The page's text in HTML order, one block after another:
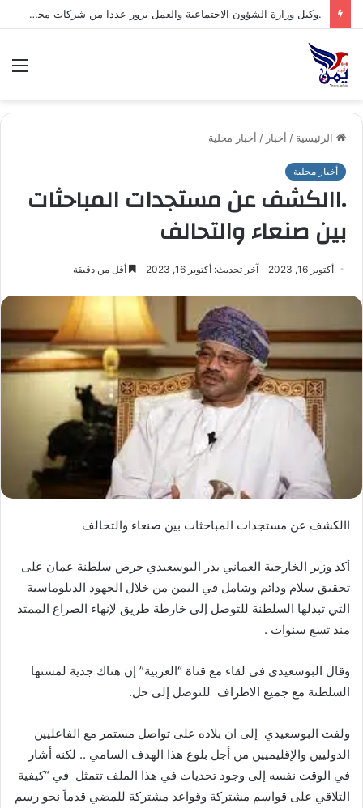
.وكيل وزارة الشؤون الاجتماعية والعمل يزور عددا من شركات مجموعة هائل سعيد أنعم وشركاه ويشيد بتجربتها المتقدمة في مجال السلامة والصحة المهنية*
الرئيسية / أخبار / أخبار محلية
أخبار محلية
.االكشف عن مستجدات المباحثات
بين صنعاء والتحالف
أكتوبر 16, 2023 آخر تحديث: أكتوبر 16, 2023 أقل من دقيقة
االكشف عن مستجدات المباحثات بين صنعاء والتحالف
أكد وزير الخارجية العماني بدر البوسعيدي حرص سلطنة عمان على
تحقيق سلام ودائم وشامل في اليمن من خلال الجهود الدبلوماسية
التي تبذلها السلطنة للتوصل إلى خارطة طريق لإنهاء الصراع الممتد
منذ تسع سنوات .
وقال البوسعيدي في لقاء مع قناة “العربية” إن هناك جدية لمستها
السلطنة مع جميع الاطراف للتوصل إلى حل.
ولفت البوسعيدي إلى ان بلاده على تواصل مستمر مع الفاعليين
الدوليين والإقليميين من أجل بلوغ هذا الهدف السامي .. لكنه أشار
في الوقت نفسه إلى وجود تحديات في هذا الملف تتمثل في “كيفية
التلاقي على قواسم مشتركة وقواعد مشتركة للمضي قدماً نحو رسم